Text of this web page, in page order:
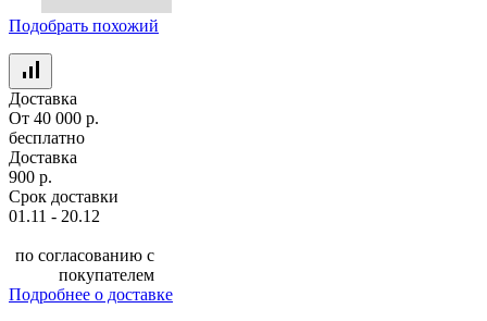
Подобрать похожий
Доставка
От 40 000 р.
бесплатно
Доставка
900 р.
Срок доставки
01.11 - 20.12
по согласованию с
покупателем
Подробнее о доставке